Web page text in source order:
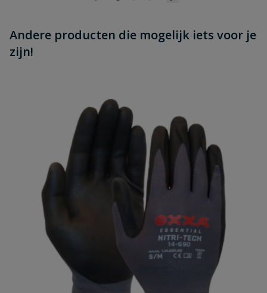
Andere producten die mogelijk iets voor je
zijn!